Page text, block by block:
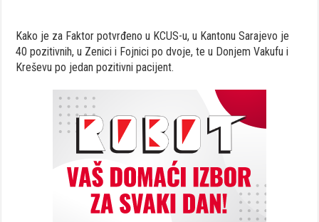
Kako je za Faktor potvrđeno u KCUS-u, u Kantonu Sarajevo je
40 pozitivnih, u Zenici i Fojnici po dvoje, te u Donjem Vakufu i
Kreševu po jedan pozitivni pacijent.